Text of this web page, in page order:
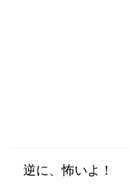
逆に、怖いよ！